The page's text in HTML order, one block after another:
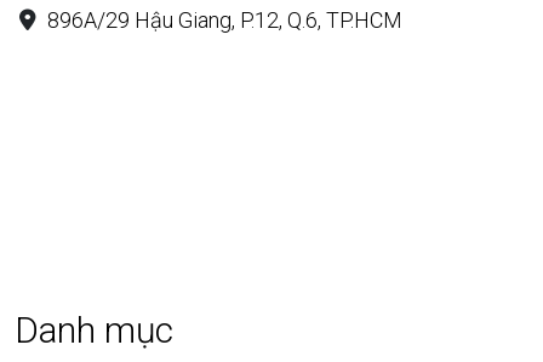
896A/29 Hậu Giang, P.12, Q.6, TP.HCM
Danh mục